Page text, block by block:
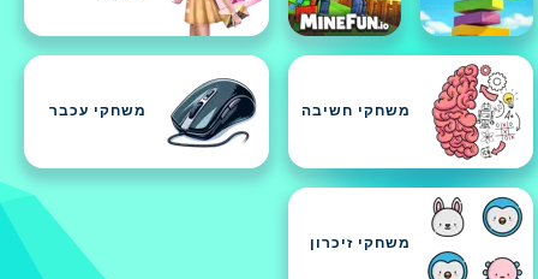
משחקי חשיבה משחקי עכבר
משחקי זיכרון